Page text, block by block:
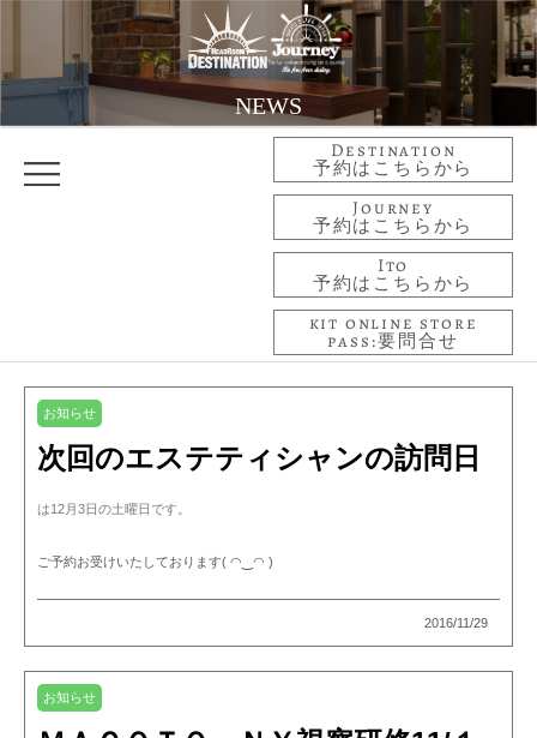
NEWS
Destination
予約はこちらから
Journey
予約はこちらから
Ito
予約はこちらから
kit online store
pass:要問合せ
お知らせ
次回のエステティシャンの訪問日
は12月3日の土曜日です。
ご予約お受けいたしております( ◠‿◠ )
2016/11/29
お知らせ